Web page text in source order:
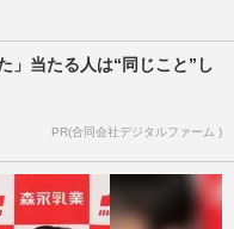
」当たる人は“同じこと”し
PR(合同会社デジタルファーム )